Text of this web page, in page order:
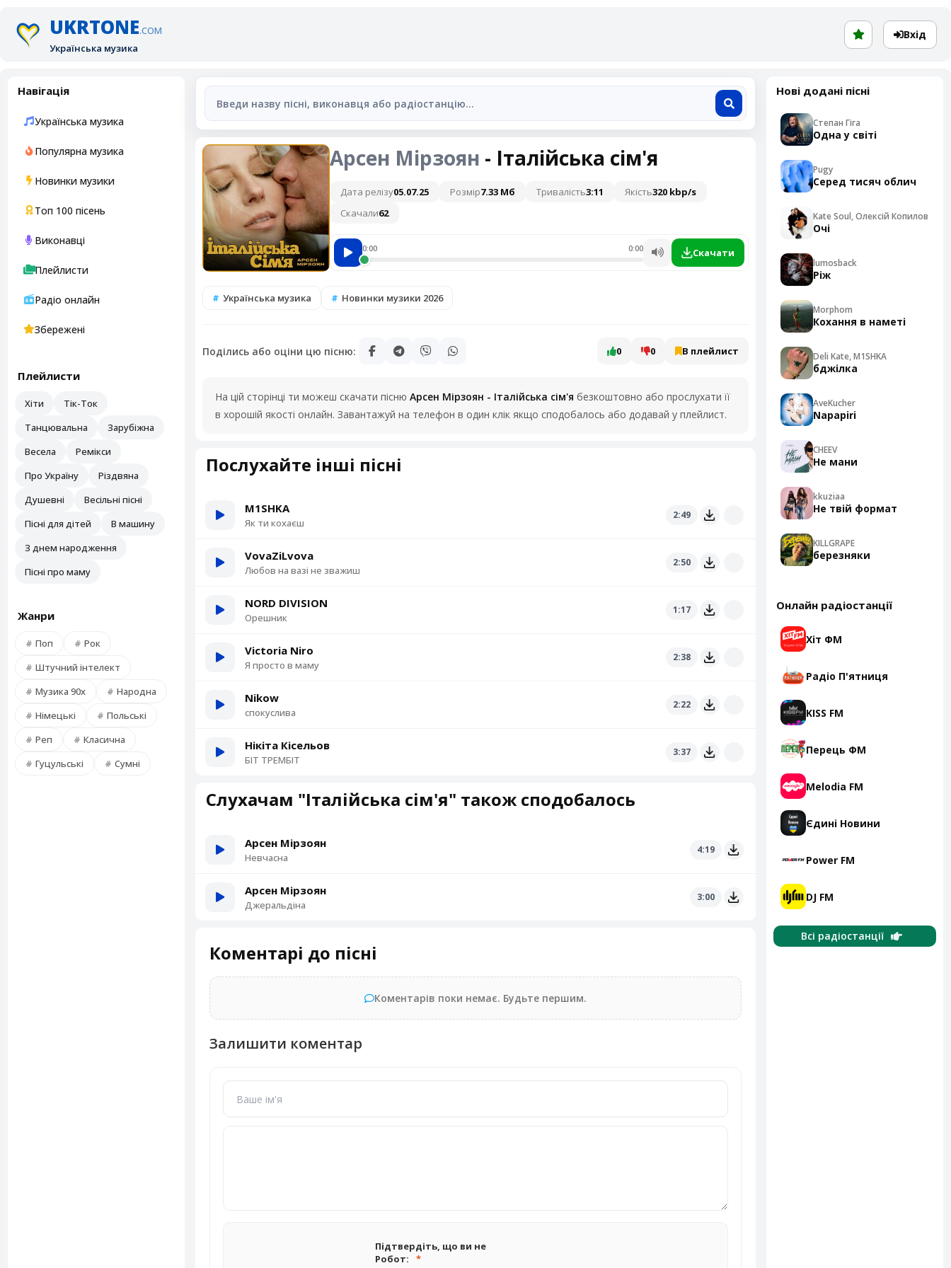
UKRTONE.COM
Українська музика
Вхід
Навігація
Українська музика
Популярна музика
Новинки музики
Топ 100 пісень
Виконавці
Плейлисти
Радіо онлайн
Збережені
Плейлисти
Хіти
Тік-Ток
Танцювальна
Зарубіжна
Весела
Ремікси
Про Україну
Різдвяна
Душевні
Весільні пісні
Пісні для дітей
В машину
З днем народження
Пісні про маму
Жанри
Поп
Рок
Штучний інтелект
Музика 90х
Народна
Німецькі
Польські
Реп
Класична
Гуцульські
Сумні
Арсен Мірзоян - Італійська сім'я
Дата релізу05.07.25 Розмір7.33 Мб Тривалість3:11 Якість320 kbp/s
Скачали62
0:00 0:00 Скачати
Українська музика Новинки музики 2026
Поділись або оціни цю пісню: 0 0 В плейлист
На цій сторінці ти можеш скачати пісню Арсен Мірзоян - Італійська сім'я безкоштовно або прослухати її
в хорошій якості онлайн. Завантажуй на телефон в один клік якщо сподобалось або додавай у плейлист.
Послухайте інші пісні
M1SHKA
Як ти кохаєш
2:49
VovaZiLvova
Любов на вазі не зважиш
2:50
NORD DIVISION
Орешник
1:17
Victoria Niro
Я просто в маму
2:38
Nikow
спокуслива
2:22
Нікіта Кісельов
БІТ ТРЕМБІТ
3:37
Слухачам "Італійська сім'я" також сподобалось
Арсен Мірзоян
Невчасна
4:19
Арсен Мірзоян
Джеральдіна
3:00
Коментарі до пісні
Коментарів поки немає. Будьте першим.
Залишити коментар
Підтвердіть, що ви не
Робот:
Нові додані пісні
Степан Гіга
Одна у світі
Pugy
Серед тисяч облич
Kate Soul, Олексій Копилов
Очі
lumosback
Ріж
Morphom
Кохання в наметі
Deli Kate, M1SHKA
бджілка
AveKucher
Napapiri
CHEEV
Не мани
kkuziaa
Не твій формат
KILLGRAPE
березняки
Онлайн радіостанції
Хіт ФМ
Радіо П'ятниця
KISS FM
Перець ФМ
Melodia FM
Єдині Новини
Power FM
DJ FM
Всі радіостанції